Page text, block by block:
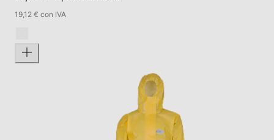
19,12 € con IVA